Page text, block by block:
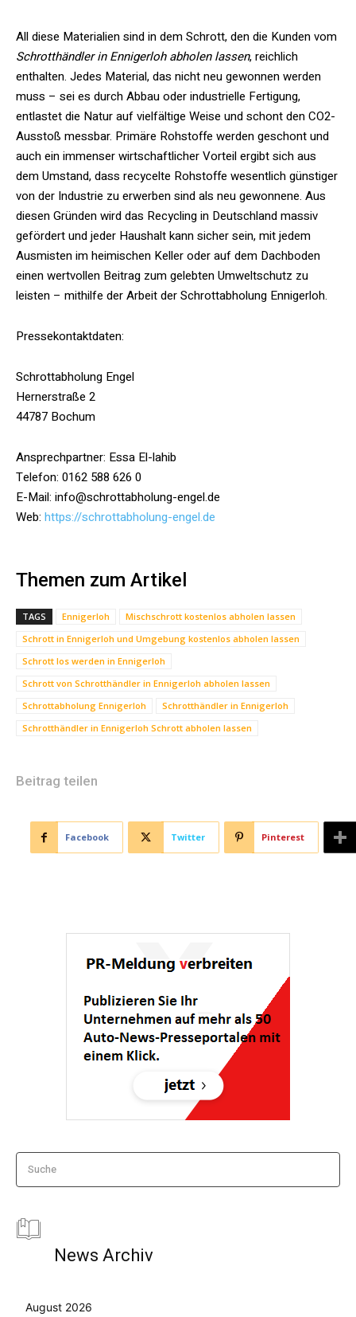
All diese Materialien sind in dem Schrott, den die Kunden vom
Schrotthändler in Ennigerloh abholen lassen, reichlich
enthalten. Jedes Material, das nicht neu gewonnen werden
muss – sei es durch Abbau oder industrielle Fertigung,
entlastet die Natur auf vielfältige Weise und schont den CO2-
Ausstoß messbar. Primäre Rohstoffe werden geschont und
auch ein immenser wirtschaftlicher Vorteil ergibt sich aus
dem Umstand, dass recycelte Rohstoffe wesentlich günstiger
von der Industrie zu erwerben sind als neu gewonnene. Aus
diesen Gründen wird das Recycling in Deutschland massiv
gefördert und jeder Haushalt kann sicher sein, mit jedem
Ausmisten im heimischen Keller oder auf dem Dachboden
einen wertvollen Beitrag zum gelebten Umweltschutz zu
leisten – mithilfe der Arbeit der Schrottabholung Ennigerloh.
Pressekontaktdaten:
Schrottabholung Engel
Hernerstraße 2
44787 Bochum
Ansprechpartner: Essa El-lahib
Telefon: 0162 588 626 0
E-Mail: info@schrottabholung-engel.de
Web: https://schrottabholung-engel.de
Themen zum Artikel
TAGS Ennigerloh
Mischschrott kostenlos abholen lassen
Schrott in Ennigerloh und Umgebung kostenlos abholen lassen
Schrott los werden in Ennigerloh
Schrott von Schrotthändler in Ennigerloh abholen lassen
Schrottabholung Ennigerloh
Schrotthändler in Ennigerloh
Schrotthändler in Ennigerloh Schrott abholen lassen
Beitrag teilen
Facebook Twitter Pinterest
Suche
News Archiv
August 2026